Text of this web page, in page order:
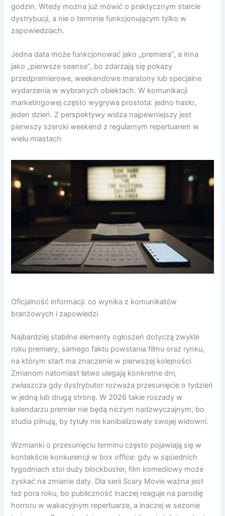
godzin. Wtedy można już mówić o praktycznym starcie
dystrybucji, a nie o terminie funkcjonującym tylko w
zapowiedziach.
Jedna data może funkcjonować jako „premiera”, a inna
jako „pierwsze seanse”, bo zdarzają się pokazy
przedpremierowe, weekendowe maratony lub specjalne
wydarzenia w wybranych obiektach. W komunikacji
marketingowej często wygrywa prostota: jedno hasło,
jeden dzień. Z perspektywy widza najpewniejszy jest
pierwszy szeroki weekend z regularnym repertuarem w
wielu miastach
Oficjalność informacji: co wynika z komunikatów
branżowych i zapowiedzi
Najbardziej stabilne elementy ogłoszeń dotyczą zwykle
roku premiery, samego faktu powstania filmu oraz rynku,
na którym start ma znaczenie w pierwszej kolejności.
Zmianom natomiast łatwo ulegają konkretne dni,
zwłaszcza gdy dystrybutor rozważa przesunięcie o tydzień
w jedną lub drugą stronę. W 2026 takie roszady w
kalendarzu premier nie będą niczym nadzwyczajnym, bo
studia pilnują, by tytuły nie kanibalizowały swojej widowni.
Wzmianki o przesunięciu terminu często pojawiają się w
kontekście konkurencji w box office: gdy w sąsiednich
tygodniach stoi duży blockbuster, film komediowy może
zyskać na zmianie daty. Dla serii Scary Movie ważna jest
też pora roku, bo publiczność inaczej reaguje na parodię
horroru w wakacyjnym repertuarze, a inaczej w sezonie